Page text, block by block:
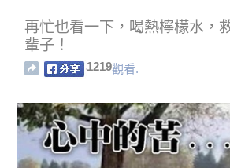
再忙也看一下，喝熱檸檬水，
輩子！
1219觀看.